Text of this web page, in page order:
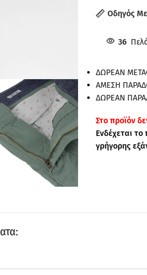
Οδηγός
36
ΔΩΡΕΑΝ
ΑΜΕΣΗ
ΔΩΡΕΑΝ
Στo προϊόν
Ενδέχεται
γρήγορης